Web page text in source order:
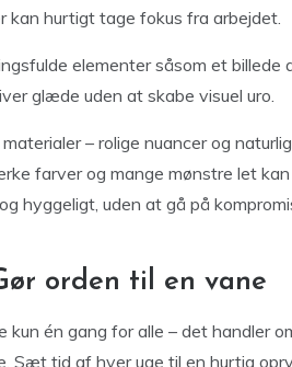
kan hurtigt tage fokus fra arbejdet.
elementer såsom et billede
glæde uden at skabe visuel uro.
– rolige nuancer og
farver og mange mønstre let
hyggeligt, uden at gå på
orden til en vane
kun én gang for alle – det handler
Sæt tid af hver uge til en hurtig